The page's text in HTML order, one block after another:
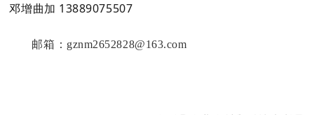
邓增曲加 13889075507
邮箱：gznm2652828@163.com